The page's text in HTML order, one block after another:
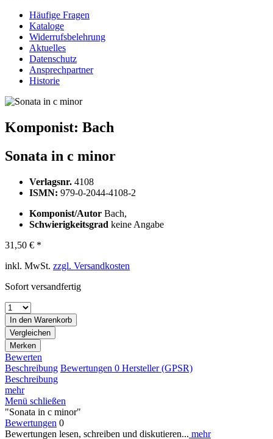
Häufige Fragen
Kataloge
Widerrufsbelehrung
Aktuelles
Datenschutz
Ansprechpartner
Historie
Komponist: Bach
Sonata in c minor
Verlagsnr. 4108
ISMN: 979-0-2044-4108-2
Komponist/Autor Bach,
Schwierigkeitsgrad keine Angabe
31,50 € *
inkl. MwSt. zzgl. Versandkosten
Sofort versandfertig
In den Warenkorb
Vergleichen
Merken
Bewerten
Beschreibung Bewertungen 0 Hersteller (GPSR)
Beschreibung
mehr
Menü schließen
"Sonata in c minor"
Bewertungen 0
Bewertungen lesen, schreiben und diskutieren... mehr